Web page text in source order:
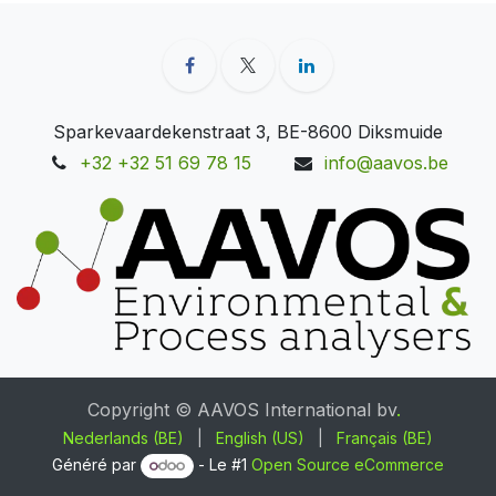
Sparkevaardekenstraat 3, BE-8600 Diksmuide
+32 +32 51 69 78 15
info@aavos.be
Copyright © AAVOS International bv.
Nederlands (BE) English (US)
Français (BE)
Généré par
- Le #1Open Source eCommerce